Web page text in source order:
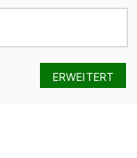
ERWEITERT